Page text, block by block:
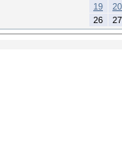
19
20
26
27